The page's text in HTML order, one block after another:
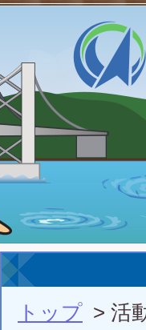
トップ > 活